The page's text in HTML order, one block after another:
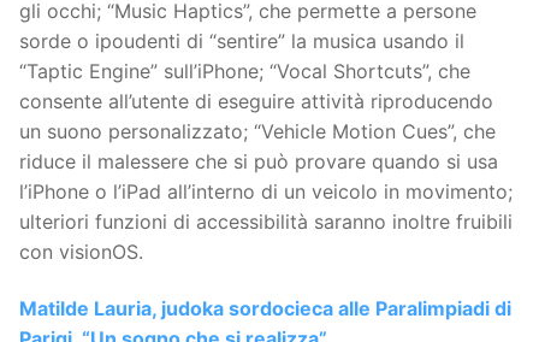
gli occhi; “Music Haptics”, che permette a persone
sorde o ipoudenti di “sentire” la musica usando il
“Taptic Engine” sull’iPhone; “Vocal Shortcuts”, che
consente all’utente di eseguire attività riproducendo
un suono personalizzato; “Vehicle Motion Cues”, che
riduce il malessere che si può provare quando si usa
l’iPhone o l’iPad all’interno di un veicolo in movimento;
ulteriori funzioni di accessibilità saranno inoltre fruibili
con visionOS.
Matilde Lauria, judoka sordocieca alle Paralimpiadi di